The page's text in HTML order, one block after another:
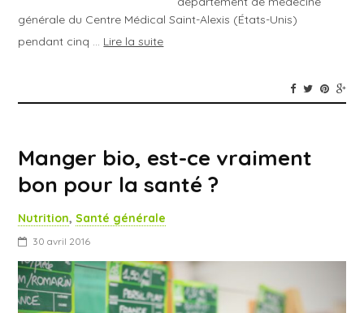
générale du Centre Médical Saint-Alexis (États-Unis)
pendant cinq … Lire la suite
Manger bio, est-ce vraiment
bon pour la santé ?
Nutrition,Santé générale
30 avril 2016